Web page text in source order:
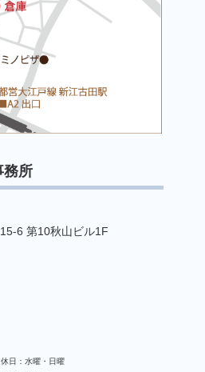
所
6 第10秋山ビル1F
日：水曜・日曜